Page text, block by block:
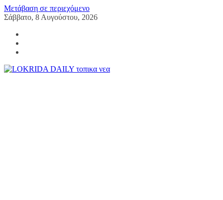
Μετάβαση σε περιεχόμενο
Σάββατο, 8 Αυγούστου, 2026